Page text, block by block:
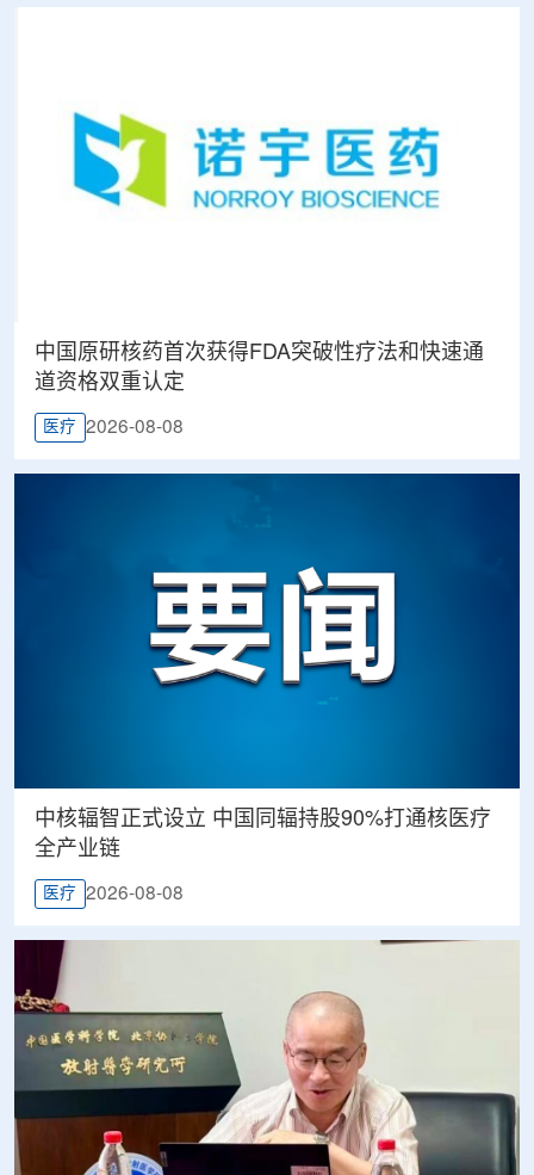
中国原研核药首次获得FDA突破性疗法和快速通
道资格双重认定
医疗 2026-08-08
中核辐智正式设立 中国同辐持股90%打通核医疗
全产业链
医疗 2026-08-08